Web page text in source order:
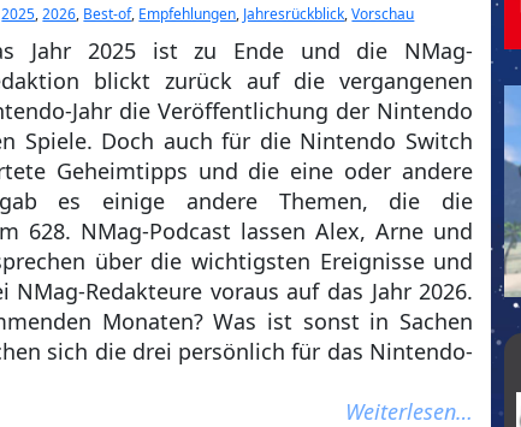
2025,2026, Best-of, Empfehlungen, Jahresrückblick,Vorschau
Jahr 2025 ist zu Ende und die NMag-
blickt zurück auf die vergangenen
Jahr die Veröffentlichung der Nintendo
Spiele. Doch auch für die Nintendo Switch
Geheimtipps und die eine oder andere
gab es einige andere Themen, die die
628. NMag-Podcast lassen Alex, Arne und
über die wichtigsten Ereignisse und
Redakteure voraus auf das Jahr 2026.
Monaten? Was ist sonst in Sachen
sich die drei persönlich für das Nintendo-
Weiterlesen…